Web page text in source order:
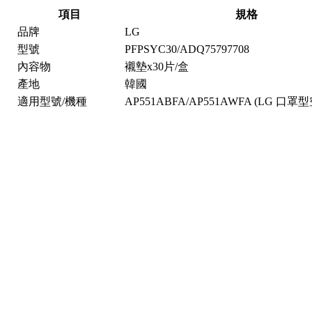
項目
規格
品牌
LG
型號
PFPSYC30/ADQ75797708
內容物
襯墊x30片/盒
產地
韓國
適用型號/機種
AP551ABFA/AP551AWFA (LG 口罩